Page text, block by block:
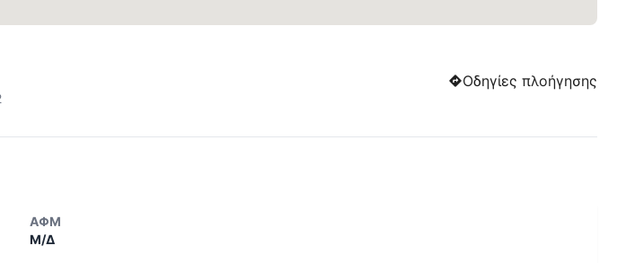
Οδηγίες πλοήγησης
ΑΦΜ
Μ/Δ